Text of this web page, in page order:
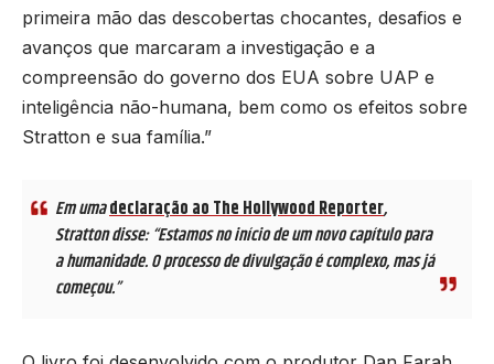
primeira mão das descobertas chocantes, desafios e
avanços que marcaram a investigação e a
compreensão do governo dos EUA sobre UAP e
inteligência não-humana, bem como os efeitos sobre
Stratton e sua família.”
Em umadeclaração ao The Hollywood Reporter,
Stratton disse: “Estamos no início de um novo capítulo para
a humanidade. O processo de divulgação é complexo, mas já
começou.”